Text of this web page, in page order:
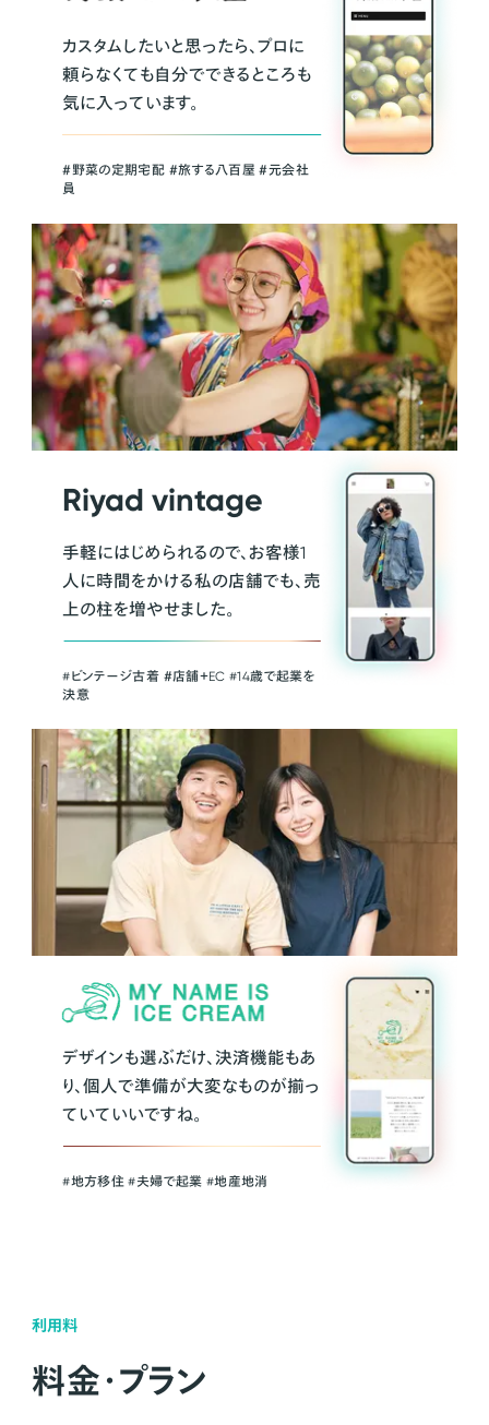
カスタムしたいと思ったら、プロに
頼らなくても自分でできるところも
気に入っています。
＃野菜の定期宅配 ＃旅する八百屋 ＃元会社
員
Riyad vintage
手軽にはじめられるので、お客様1
人に時間をかける私の店舗でも、売
上の柱を増やせました。
#ビンテージ古着 ＃店舗＋EC #14歳で起業を
決意
デザインも選ぶだけ、決済機能もあ
り、個人で準備が大変なものが揃っ
ていていいですね。
#地方移住 #夫婦で起業 #地産地消
利用料
料金・プラン